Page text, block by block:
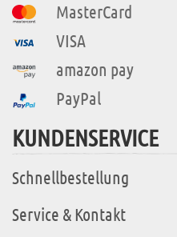
MasterCard
VISA
amazon pay
PayPal
KUNDENSERVICE
Schnellbestellung
Service & Kontakt